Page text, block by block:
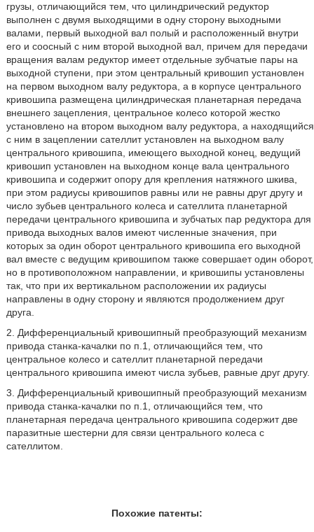
грузы, отличающийся тем, что цилиндрический редуктор
выполнен с двумя выходящими в одну сторону выходными
валами, первый выходной вал полый и расположенный внутри
его и соосный с ним второй выходной вал, причем для передачи
вращения валам редуктор имеет отдельные зубчатые пары на
выходной ступени, при этом центральный кривошип установлен
на первом выходном валу редуктора, а в корпусе центрального
кривошипа размещена цилиндрическая планетарная передача
внешнего зацепления, центральное колесо которой жестко
установлено на втором выходном валу редуктора, а находящийся
с ним в зацеплении сателлит установлен на выходном валу
центрального кривошипа, имеющего выходной конец, ведущий
кривошип установлен на выходном конце вала центрального
кривошипа и содержит опору для крепления натяжного шкива,
при этом радиусы кривошипов равны или не равны друг другу и
число зубьев центрального колеса и сателлита планетарной
передачи центрального кривошипа и зубчатых пар редуктора для
привода выходных валов имеют численные значения, при
которых за один оборот центрального кривошипа его выходной
вал вместе с ведущим кривошипом также совершает один оборот,
но в противоположном направлении, и кривошипы установлены
так, что при их вертикальном расположении их радиусы
направлены в одну сторону и являются продолжением друг
друга.
2. Дифференциальный кривошипный преобразующий механизм
привода станка-качалки по п.1, отличающийся тем, что
центральное колесо и сателлит планетарной передачи
центрального кривошипа имеют числа зубьев, равные друг другу.
3. Дифференциальный кривошипный преобразующий механизм
привода станка-качалки по п.1, отличающийся тем, что
планетарная передача центрального кривошипа содержит две
паразитные шестерни для связи центрального колеса с
сателлитом.
Похожие патенты: